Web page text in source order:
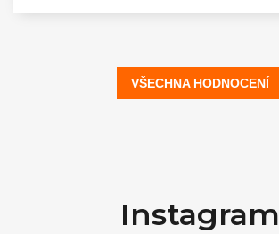
VŠECHNA HODNOCENÍ
Instagram